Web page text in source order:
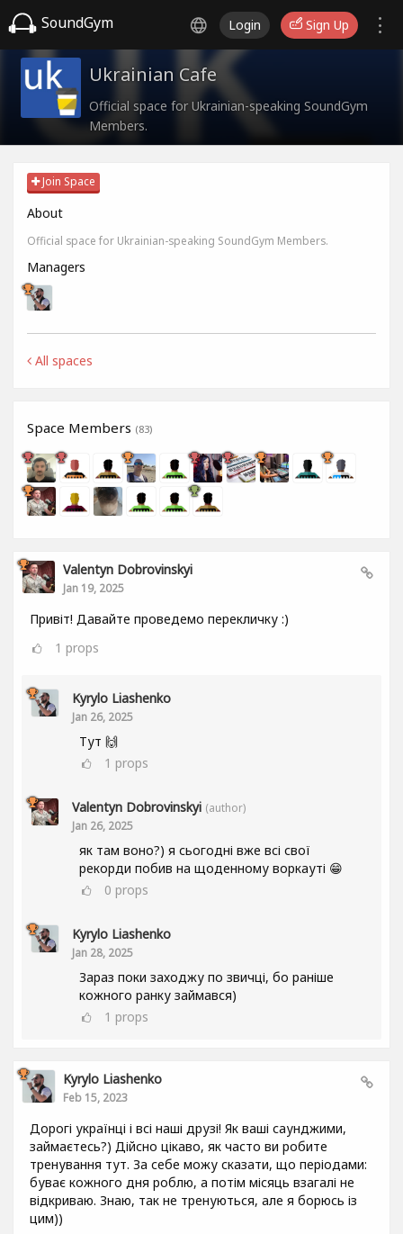
SoundGym Login Sign Up
Ukrainian Cafe
Official space for Ukrainian-speaking SoundGym
Members.
Join Space
About
Official space for Ukrainian-speaking SoundGym Members.
Managers
All spaces
Space Members (83)
Valentyn Dobrovinskyi
Jan 19, 2025
Привіт! Давайте проведемо перекличку :)
1 props
Kyrylo Liashenko
Jan 26, 2025
Тут 🙌
1 props
Valentyn Dobrovinskyi (author)
Jan 26, 2025
як там воно?) я сьогодні вже всі свої
рекорди побив на щоденному воркауті 😁
0 props
Kyrylo Liashenko
Jan 28, 2025
Зараз поки заходжу по звичці, бо раніше
кожного ранку займався)
1 props
Kyrylo Liashenko
Feb 15, 2023
Дорогі українці і всі наші друзі! Як ваші саунджими,
займаєтесь?) Дійсно цікаво, як часто ви робите
тренування тут. За себе можу сказати, що періодами:
буває кожного дня роблю, а потім місяць взагалі не
відкриваю. Знаю, так не тренуються, але я борюсь із
цим))